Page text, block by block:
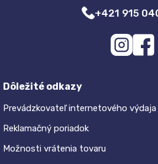
+421 915
Dôležité odkazy
Prevádzkovateľ internetového výdaja
Reklamačný poriadok
Možnosti vrátenia tovaru